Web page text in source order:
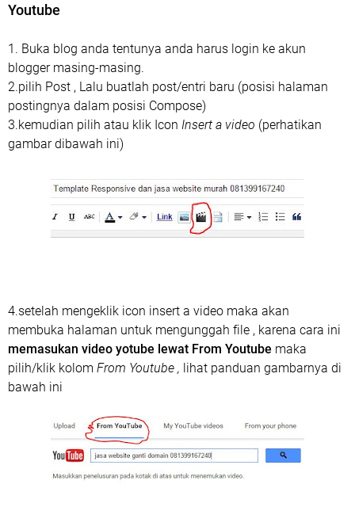
Youtube
1. Buka blog anda tentunya anda harus login ke akun
blogger masing-masing.
2.pilih Post , Lalu buatlah post/entri baru (posisi halaman
postingnya dalam posisi Compose)
3.kemudian pilih atau klik Icon Insert a video (perhatikan
gambar dibawah ini)
4.setelah mengeklik icon insert a video maka akan
membuka halaman untuk mengunggah file , karena cara ini
memasukan video yotube lewat From Youtube maka
pilih/klik kolom From Youtube , lihat panduan gambarnya di
bawah ini